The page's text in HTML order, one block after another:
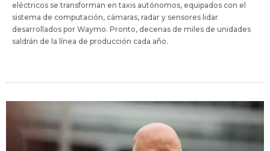
eléctricos se transforman en taxis autónomos, equipados con el
sistema de computación, cámaras, radar y sensores lidar
desarrollados por Waymo. Pronto, decenas de miles de unidades
saldrán de la línea de producción cada año.